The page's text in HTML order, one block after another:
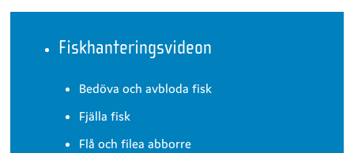
Fiskhanteringsvideon
Bedöva och avbloda fisk
Fjälla fisk
Flå och filea abborre